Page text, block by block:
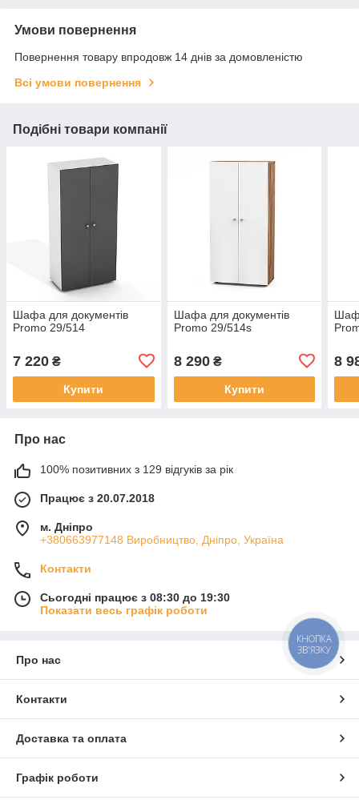
Умови повернення
Повернення товару впродовж 14 днів за домовленістю
Всі умови повернення
Подібні товари компанії
Шафа для документів
Promo 29/514
7 220 ₴
Купити
Шафа для документів
Promo 29/514s
8 290₴
Купити
8
Про нас
100% позитивних з 129 відгуків за рік
Працює з 20.07.2018
м. Дніпро
+380663977148 Виробництво, Дніпро, Україна
Контакти
Сьогодні працює з 08:30 до 19:30
Показати весь графік роботи
Про нас
Контакти
Доставка та оплата
Графік роботи
КНОПКА
ЗВ'ЯЗКУ